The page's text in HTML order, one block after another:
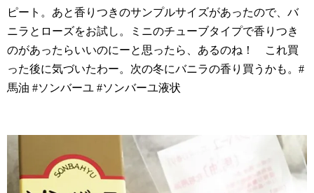
ピート。あと香りつきのサンプルサイズがあったので、バ
ニラとローズをお試し。ミニのチューブタイプで香りつき
のがあったらいいのにーと思ったら、あるのね！ これ買
った後に気づいたわー。次の冬にバニラの香り買うかも。#
馬油 #ソンバーユ #ソンバーユ液状